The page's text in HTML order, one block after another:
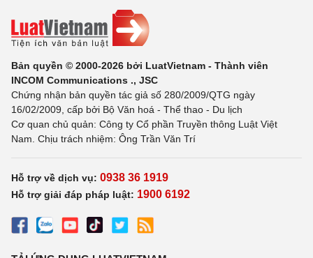
Bản quyền © 2000-2026 bởi LuatVietnam - Thành viên
INCOM Communications ., JSC
Chứng nhận bản quyền tác giả số 280/2009/QTG ngày
16/02/2009, cấp bởi Bộ Văn hoá - Thể thao - Du lịch
Cơ quan chủ quản: Công ty Cổ phần Truyền thông Luật Việt
Nam. Chịu trách nhiệm: Ông Trần Văn Trí
Hỗ trợ về dịch vụ: 0938 36 1919
Hỗ trợ giải đáp pháp luật: 1900 6192